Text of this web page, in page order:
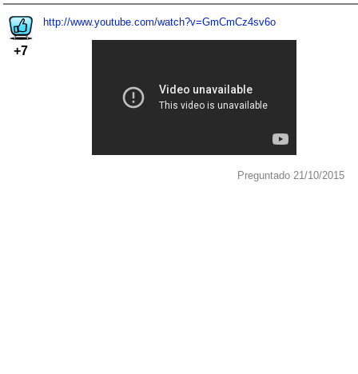
+7
http://www.youtube.com/watch?v=GmCmCz4sv6o
Preguntado 21/10/2015